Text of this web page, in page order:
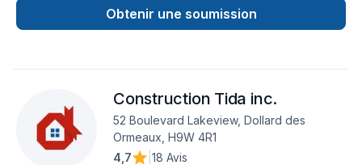
écoute. Service personnalisé !Obtenir une soumission
Construction Tida inc.
52 Boulevard Lakeview, Dollard des
Ormeaux, H9W 4R1
4,7
18 Avis